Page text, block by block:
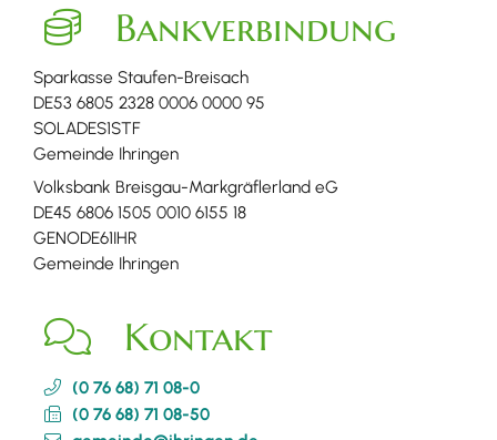
Bankverbindung
Sparkasse Staufen-Breisach
DE53 6805 2328 0006 0000 95
SOLADES1STF
Gemeinde Ihringen
Volksbank Breisgau-Markgräflerland eG
DE45 6806 1505 0010 6155 18
GENODE61IHR
Gemeinde Ihringen
Kontakt
(0 76 68) 71 08-0
(0 76 68) 71 08-50